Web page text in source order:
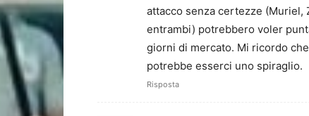
attacco senza certezze (Muriel,
entrambi) potrebbero voler
giorni di mercato. Mi ricordo
potrebbe esserci uno spiraglio.
Risposta